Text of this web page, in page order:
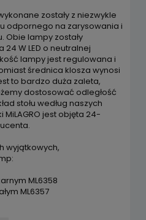
zostały z niezwykle
odpornego na zarysowania i
Obie lampy zostały
24 W LED o neutralnej
lampy jest regulowana i
średnica klosza wynosi
to bardzo duża zaleta,
dostosować odległość
stołu według naszych
jest objęta 24-
wyjątkowych,
ML6358
ML6357